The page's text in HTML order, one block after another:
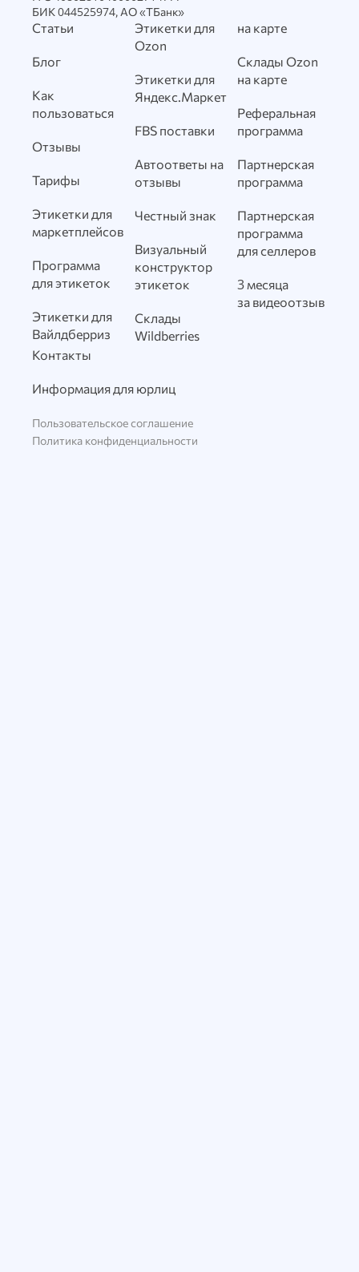
БИК 044525974, АО «ТБанк»
Статьи
Блог
Как
пользоваться
Отзывы
Тарифы
Этикетки для
маркетплейсов
Программа
для этикеток
Этикетки для
Вайлдберриз
Этикетки для
Ozon
Этикетки для
Яндекс.Маркет
FBS поставки
Автоответы на
отзывы
Честный знак
Визуальный
конструктор
этикеток
Склады
Wildberries
на карте
Склады Ozon
на карте
Реферальная
программа
Партнерская
программа
Партнерская
программа
для селлеров
3 месяца
за видеоотзыв
Контакты
Информация для юрлиц
Пользовательское соглашение
Политика конфиденциальности